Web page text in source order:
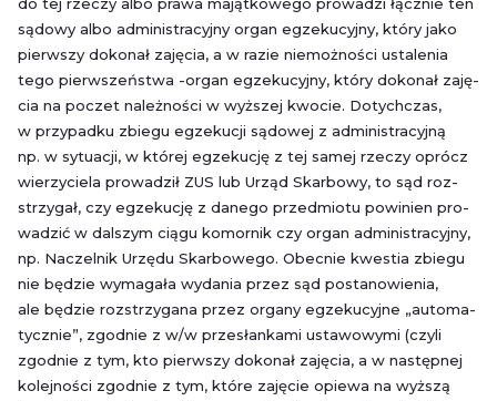
są­do­wy albo ad­mi­ni­stra­cyj­ny organ eg­ze­ku­cyj­ny, który jako
pierw­szy do­ko­nał za­ję­cia, a w razie nie­moż­no­ści usta­le­nia
tego pierw­szeń­stwa -or­gan eg­ze­ku­cyj­ny, który do­ko­nał za­ję­
cia na po­czet na­leż­no­ści w wyż­szej kwo­cie. Do­tych­czas,
w przy­pad­ku zbie­gu eg­ze­ku­cji są­do­wej z ad­mi­ni­stra­cyj­ną
np. w sy­tu­acji, w któ­rej eg­ze­ku­cję z tej samej rze­czy oprócz
wie­rzy­cie­la pro­wa­dził ZUS lub Urząd Skar­bo­wy, to sąd roz­
strzy­gał, czy eg­ze­ku­cję z da­ne­go przed­mio­tu po­wi­nien pro­
wa­dzić w dal­szym ciągu ko­mor­nik czy organ ad­mi­ni­stra­cyj­ny,
np. Na­czel­nik Urzę­du Skar­bo­we­go. Obec­nie kwe­stia zbie­gu
nie bę­dzie wy­ma­ga­ła wy­da­nia przez sąd po­sta­no­wie­nia,
ale bę­dzie roz­strzy­ga­na przez or­ga­ny eg­ze­ku­cyj­ne „au­to­ma­
tycz­nie”, zgod­nie z w/w prze­słan­ka­mi usta­wo­wy­mi (czyli
zgod­nie z tym, kto pierw­szy do­ko­nał za­ję­cia, a w na­stęp­nej
ko­lej­no­ści zgod­nie z tym, które za­ję­cie opie­wa na wyż­szą